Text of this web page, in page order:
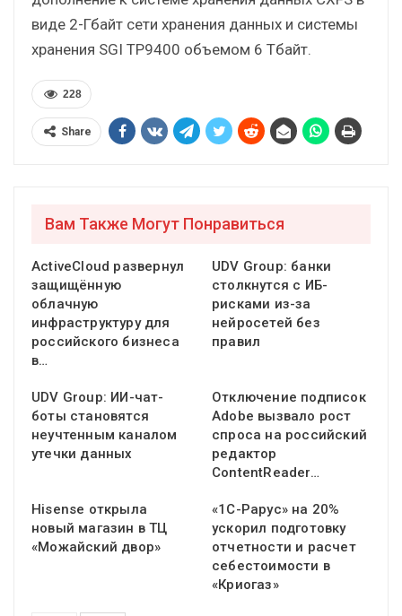
виде 2-Гбайт сети хранения данных и системы
хранения SGI TP9400 объемом 6 Тбайт.
228
Share
Вам Также Могут Понравиться
ActiveCloud развернул
защищённую
облачную
инфраструктуру для
российского бизнеса
в…
UDV Group: банки
столкнутся с ИБ-
рисками из-за
нейросетей без
правил
UDV Group: ИИ-чат-
боты становятся
неучтенным каналом
утечки данных
Отключение подписок
Adobe вызвало рост
спроса на российский
редактор
ContentReader…
Hisense открыла
новый магазин в ТЦ
«Можайский двор»
«1С-Рарус» на 20%
ускорил подготовку
отчетности и расчет
себестоимости в
«Криогаз»